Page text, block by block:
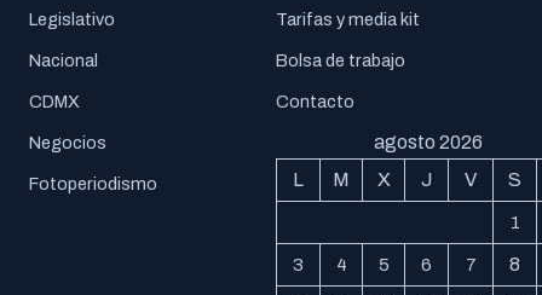
Legislativo
Nacional
CDMX
Negocios
Fotoperiodismo
Tarifas y media kit
Bolsa de trabajo
Contacto
agosto 2026
L
M X J V S
1
3 4 5 6 7 8